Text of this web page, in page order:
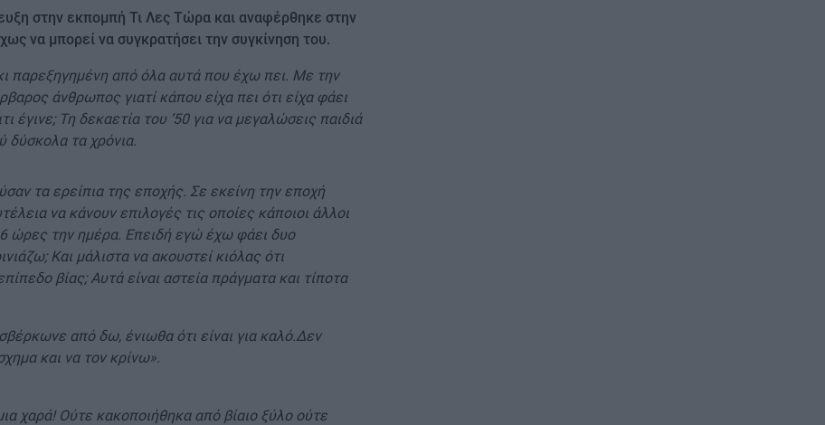
στην εκπομπή Τι Λες Τώρα και αναφέρθηκε στην
να μπορεί να συγκρατήσει την συγκίνηση του.
παρεξηγημένη από όλα αυτά που έχω πει. Με την
άνθρωπος γιατί κάπου είχα πει ότι είχα φάει
έγινε; Τη δεκαετία του ’50 για να μεγαλώσεις παιδιά
δύσκολα τα χρόνια.
τα ερείπια της εποχής. Σε εκείνη την εποχή
να κάνουν επιλογές τις οποίες κάποιοι άλλοι
ώρες την ημέρα. Επειδή εγώ έχω φάει δυο
Και μάλιστα να ακουστεί κιόλας ότι
βίας; Αυτά είναι αστεία πράγματα και τίποτα
από δω, ένιωθα ότι είναι για καλό.Δεν
και να τον κρίνω».
χαρά! Ούτε κακοποιήθηκα από βίαιο ξύλο ούτε